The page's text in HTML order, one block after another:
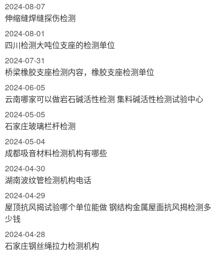
2024-08-07
伸缩缝焊缝探伤检测
2024-08-01
四川检测大吨位支座的检测单位
2024-07-31
桥梁橡胶支座检测内容，橡胶支座检测单位
2024-06-05
云南哪家可以做岩石碱活性检测 集料碱活性检测试验中心
2024-05-05
石家庄玻璃栏杆检测
2024-05-04
成都吸音材料检测机构有哪些
2024-04-30
湖南波纹管检测机构电话
2024-04-29
屋顶抗风揭试验哪个单位能做 钢结构金属屋面抗风揭检测多
少钱
2024-04-28
石家庄钢丝绳拉力检测机构